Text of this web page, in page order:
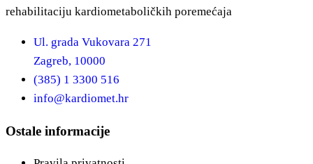
rehabilitaciju kardiometaboličkih poremećaja
Ul. grada Vukovara 271
Zagreb, 10000
(385) 1 3300 516
info@kardiomet.hr
Ostale informacije